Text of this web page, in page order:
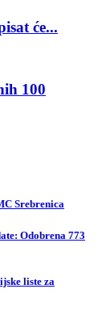
će...
100
Srebrenica
Odobrena 773
liste za